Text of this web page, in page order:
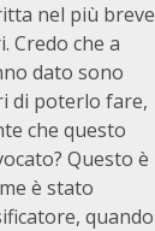
nel più breve
Credo che a
dato sono
di poterlo fare,
che questo
Questo è
è stato
quando